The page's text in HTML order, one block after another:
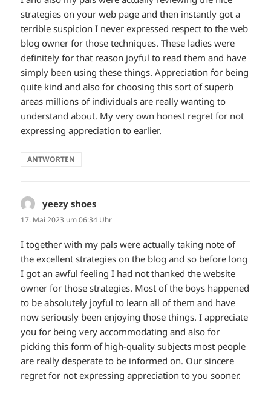
strategies on your web page and then instantly got a
terrible suspicion I never expressed respect to the web
blog owner for those techniques. These ladies were
definitely for that reason joyful to read them and have
simply been using these things. Appreciation for being
quite kind and also for choosing this sort of superb
areas millions of individuals are really wanting to
understand about. My very own honest regret for not
expressing appreciation to earlier.
ANTWORTEN
yeezy shoes
17. Mai 2023 um 06:34 Uhr
I together with my pals were actually taking note of
the excellent strategies on the blog and so before long
I got an awful feeling I had not thanked the website
owner for those strategies. Most of the boys happened
to be absolutely joyful to learn all of them and have
now seriously been enjoying those things. I appreciate
you for being very accommodating and also for
picking this form of high-quality subjects most people
are really desperate to be informed on. Our sincere
regret for not expressing appreciation to you sooner.